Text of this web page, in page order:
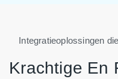
Integratieoplossingen
Krachtige En